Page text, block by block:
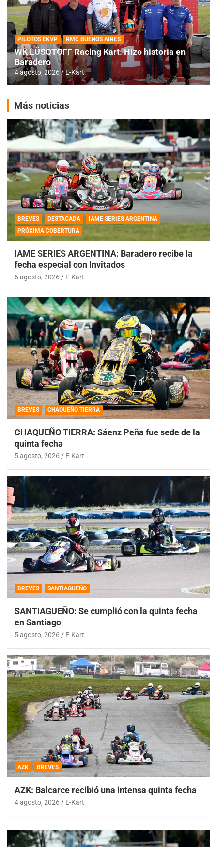
PILOTOS EKVP RMC BUENOS AIRES
WK LÜSQTOFF Racing Kart: Hizo historia en
Baradero
4 agosto, 2026 E-Kart
Más noticias
BREVES DESTACADA
IAME SERIES ARGENTINA
PRÓXIMA COBERTURA
IAME SERIES ARGENTINA: Baradero recibe la
fecha especial con Invitados
6 agosto, 2026 E-Kart
BREVES CHAQUEÑO TIERRA
CHAQUEÑO TIERRA: Sáenz Peña fue sede de la
quinta fecha
5 agosto, 2026 E-Kart
BREVES SANTIAGUEÑO
SANTIAGUEÑO: Se cumplió con la quinta fecha
en Santiago
5 agosto, 2026 E-Kart
AZK BREVES
AZK: Balcarce recibió una intensa quinta fecha
4 agosto, 2026 E-Kart